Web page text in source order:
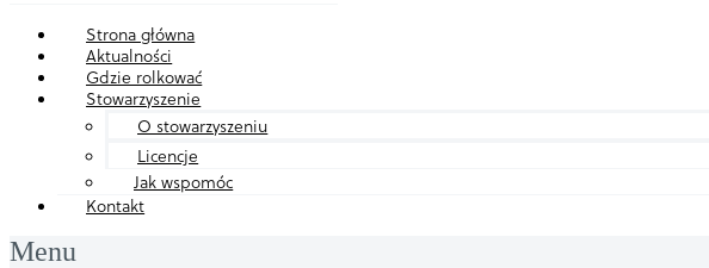
Strona główna
Aktualności
Gdzie rolkować
Stowarzyszenie
O stowarzyszeniu
Licencje
Jak wspomóc
Kontakt
Menu